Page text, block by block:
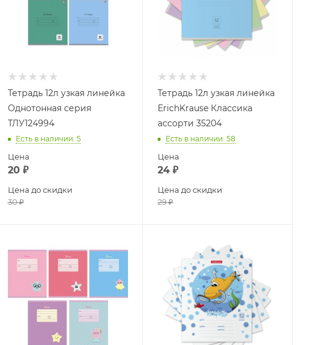
Тетрадь 12л узкая линейка
Однотонная серия
ТЛУ124994
Есть в наличии: 5
Цена
20₽
Цена до скидки
30₽
Тетрадь 12л узкая линейка
ErichKrause Классика
ассорти 35204
Есть в наличии: 58
Цена
24₽
Цена до скидки
29₽